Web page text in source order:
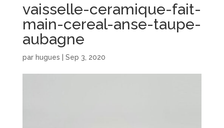
vaisselle-ceramique-fait-
main-cereal-anse-taupe-
aubagne
par hugues Sep 3, 2020